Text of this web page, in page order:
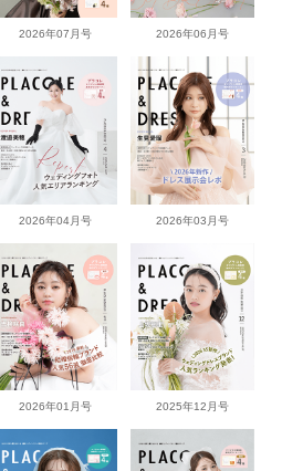
2026年07月号 2026年06月号
2026年04月号 2026年03月号
2026年01月号 2025年12月号